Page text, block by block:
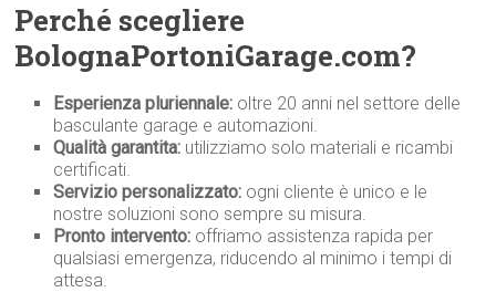
Perché scegliere
BolognaPortoniGarage.com?
Esperienza pluriennale: oltre 20 anni nel settore delle
basculante garage e automazioni.
Qualità garantita: utilizziamo solo materiali e ricambi
certificati.
Servizio personalizzato: ogni cliente è unico e le
nostre soluzioni sono sempre su misura.
Pronto intervento: offriamo assistenza rapida per
qualsiasi emergenza, riducendo al minimo i tempi di
attesa.